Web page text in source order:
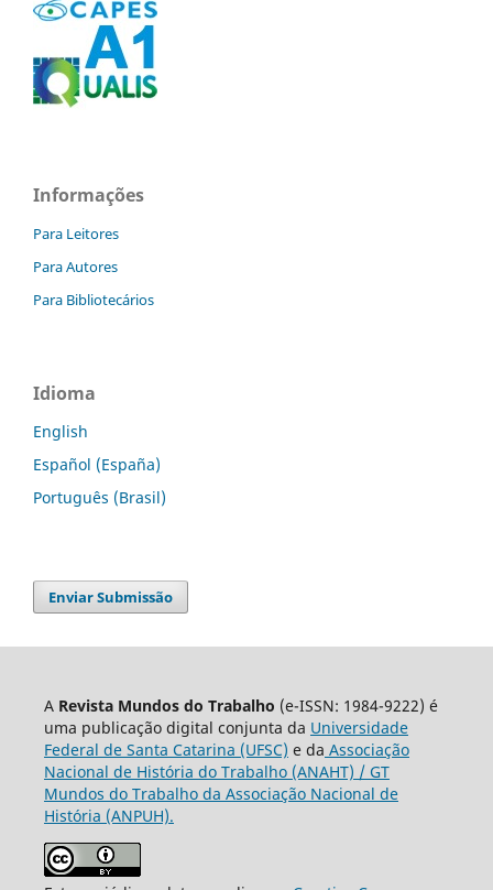
Informações
Para Leitores
Para Autores
Para Bibliotecários
Idioma
English
Español (España)
Português (Brasil)
Enviar Submissão
A Revista Mundos do Trabalho (e-ISSN: 1984-9222) é
uma publicação digital conjunta da Universidade
Federal de Santa Catarina (UFSC) e da Associação
Nacional de História do Trabalho (ANAHT) / GT
Mundos do Trabalho da Associação Nacional de
História (ANPUH).